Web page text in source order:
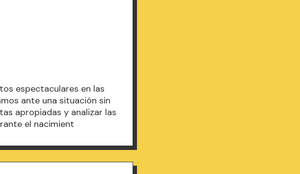
espectaculares en las
ante una situación sin
apropiadas y analizar las
el nacimient